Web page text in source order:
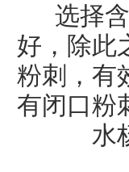
选择
好，除此
粉刺，有
有闭口粉
水